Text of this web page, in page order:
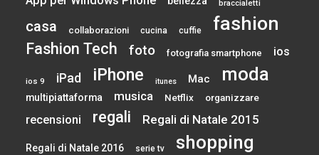
braccialetti
casa collaborazioni cucina cuffie fashion
Fashion Tech foto fotografia smartphone ios
ios 9 iPad iPhone itunes Mac moda
multipiattaforma musica Netflix organizzare
recensioni regali Regali di Natale 2015
Regali di Natale 2016 serie tv shopping